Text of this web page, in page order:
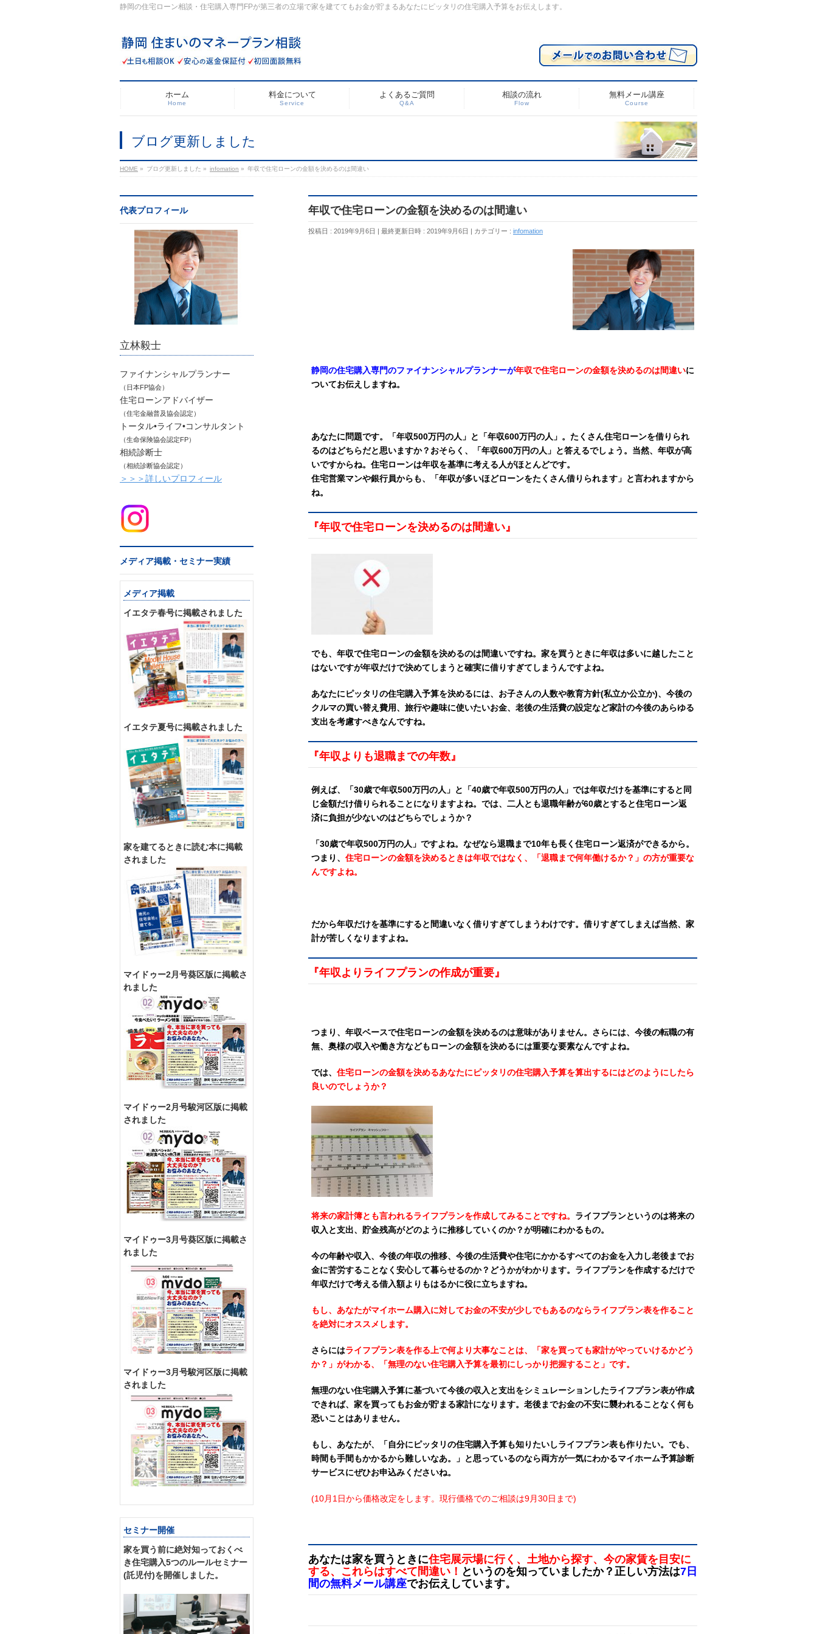
静岡の住宅ローン相談・住宅購入専門FPが第三者の立場で家を建ててもお金が貯まるあなたにピッタリの住宅購入予算をお伝えします。
ホーム
Home
料金について
Service
よくあるご質問
Q&A
相談の流れ
Flow
無料メール講座
Course
ブログ更新しました
HOME » ブログ更新しました » infomation » 年収で住宅ローンの金額を決めるのは間違い
年収で住宅ローンの金額を決めるのは間違い
投稿日 : 2019年9月6日 最終更新日時 : 2019年9月6日 カテゴリー : infomation
静岡の住宅購入専門のファイナンシャルプランナーが年収で住宅ローンの金額を決めるのは間違いに
ついてお伝えしますね。
あなたに問題です。「年収500万円の人」と「年収600万円の人」。たくさん住宅ローンを借りられ
るのはどちらだと思いますか？おそらく、「年収600万円の人」と答えるでしょう。当然、年収が高
いですからね。住宅ローンは年収を基準に考える人がほとんどです。
住宅営業マンや銀行員からも、「年収が多いほどローンをたくさん借りられます」と言われますから
ね。
『年収で住宅ローンを決めるのは間違い』
でも、年収で住宅ローンの金額を決めるのは間違いですね。家を買うときに年収は多いに越したこと
はないですが年収だけで決めてしまうと確実に借りすぎてしまうんですよね。
あなたにピッタリの住宅購入予算を決めるには、お子さんの人数や教育方針(私立か公立か)、今後の
クルマの買い替え費用、旅行や趣味に使いたいお金、老後の生活費の設定など家計の今後のあらゆる
支出を考慮すべきなんですね。
『年収よりも退職までの年数』
例えば、「30歳で年収500万円の人」と「40歳で年収500万円の人」では年収だけを基準にすると同
じ金額だけ借りられることになりますよね。では、二人とも退職年齢が60歳とすると住宅ローン返
済に負担が少ないのはどちらでしょうか？
「30歳で年収500万円の人」ですよね。なぜなら退職まで10年も長く住宅ローン返済ができるから。
つまり、 住宅ローンの金額を決めるときは年収ではなく、「退職まで何年働けるか？」の方が重要な
んですよね。
だから年収だけを基準にすると間違いなく借りすぎてしまうわけです。借りすぎてしまえば当然、家
計が苦しくなりますよね。
『年収よりライフプランの作成が重要』
つまり、年収ベースで住宅ローンの金額を決めるのは意味がありません。さらには、今後の転職の有
無、奥様の収入や働き方などもローンの金額を決めるには重要な要素なんですよね。
では、 住宅ローンの金額を決めるあなたにピッタリの住宅購入予算を算出するにはどのようにしたら
良いのでしょうか？
将来の家計簿とも言われるライフプランを作成してみることですね。 ライフプランというのは将来の
収入と支出、貯金残高がどのように推移していくのか？が明確にわかるもの。
今の年齢や収入、今後の年収の推移、今後の生活費や住宅にかかるすべてのお金を入力し老後までお
金に苦労することなく安心して暮らせるのか？どうかがわかります。ライフプランを作成するだけで
年収だけで考える借入額よりもはるかに役に立ちますね。
もし、あなたがマイホーム購入に対してお金の不安が少しでもあるのならライフプラン表を作ること
を絶対にオススメします。
さらにはライフプラン表を作る上で何より大事なことは、「家を買っても家計がやっていけるかどう
か？」がわかる、「無理のない住宅購入予算を最初にしっかり把握すること」です。
無理のない住宅購入予算に基づいて今後の収入と支出をシミュレーションしたライフプラン表が作成
できれば、家を買ってもお金が貯まる家計になります。老後までお金の不安に襲われることなく何も
恐いことはありません。
もし、あなたが、「自分にピッタリの住宅購入予算も知りたいしライフプラン表も作りたい。でも、
時間も手間もかかるから難しいなあ。」と思っているのなら両方が一気にわかるマイホーム予算診断
サービスにぜひお申込みくださいね。
(10月1日から価格改定をします。現行価格でのご相談は9月30日まで)
あなたは家を買うときに住宅展示場に行く、土地から探す、今の家賃を目安に
する、これらはすべて間違い！ というのを知っていましたか？正しい方法は7日
間の無料メール講座でお伝えしています。
代表プロフィール
立林毅士
ファイナンシャルプランナー
（日本FP協会）
住宅ローンアドバイザー
（住宅金融普及協会認定）
トータル•ライフ•コンサルタント
（生命保険協会認定FP）
相続診断士
（相続診断協会認定）
＞＞＞詳しいプロフィール
メディア掲載・セミナー実績
メディア掲載
イエタテ春号に掲載されました
イエタテ夏号に掲載されました
家を建てるときに読む本に掲載
されました
マイドゥー2月号葵区版に掲載さ
れました
マイドゥー2月号駿河区版に掲載
されました
マイドゥー3月号葵区版に掲載さ
れました
マイドゥー3月号駿河区版に掲載
されました
セミナー開催
家を買う前に絶対知っておくべ
き住宅購入5つのルールセミナー
(託児付)を開催しました。